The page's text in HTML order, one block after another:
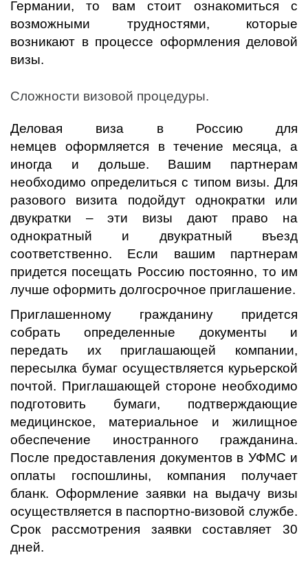
Германии, то вам стоит ознакомиться с
возможными трудностями, которые
возникают в процессе оформления деловой
визы.
Сложности визовой процедуры.
Деловая виза в Россию для
немцев оформляется в течение месяца, а
иногда и дольше. Вашим партнерам
необходимо определиться с типом визы. Для
разового визита подойдут однократки или
двукратки – эти визы дают право на
однократный и двукратный въезд
соответственно. Если вашим партнерам
придется посещать Россию постоянно, то им
лучше оформить долгосрочное приглашение.
Приглашенному гражданину придется
собрать определенные документы и
передать их приглашающей компании,
пересылка бумаг осуществляется курьерской
почтой. Приглашающей стороне необходимо
подготовить бумаги, подтверждающие
медицинское, материальное и жилищное
обеспечение иностранного гражданина.
После предоставления документов в УФМС и
оплаты госпошлины, компания получает
бланк. Оформление заявки на выдачу визы
осуществляется в паспортно-визовой службе.
Срок рассмотрения заявки составляет 30
дней.